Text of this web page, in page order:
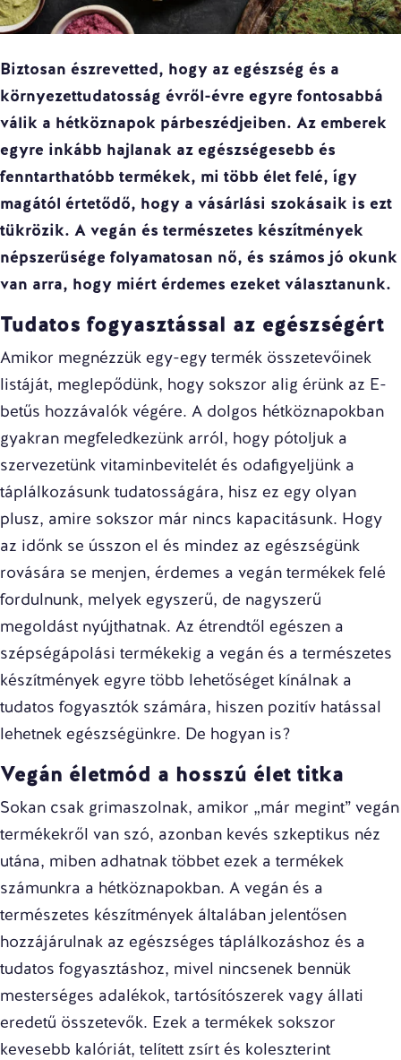
Biztosan észrevetted, hogy az egészség és a
környezettudatosság évről-évre egyre fontosabbá
válik a hétköznapok párbeszédjeiben. Az emberek
egyre inkább hajlanak az egészségesebb és
fenntarthatóbb termékek, mi több élet felé, így
magától értetődő, hogy a vásárlási szokásaik is ezt
tükrözik. A vegán és természetes készítmények
népszerűsége folyamatosan nő, és számos jó okunk
van arra, hogy miért érdemes ezeket választanunk.
Tudatos fogyasztással az egészségért
Amikor megnézzük egy-egy termék összetevőinek
listáját, meglepődünk, hogy sokszor alig érünk az E-
betűs hozzávalók végére. A dolgos hétköznapokban
gyakran megfeledkezünk arról, hogy pótoljuk a
szervezetünk vitaminbevitelét és odafigyeljünk a
táplálkozásunk tudatosságára, hisz ez egy olyan
plusz, amire sokszor már nincs kapacitásunk. Hogy
az időnk se ússzon el és mindez az egészségünk
rovására se menjen, érdemes a vegán termékek felé
fordulnunk, melyek egyszerű, de nagyszerű
megoldást nyújthatnak. Az étrendtől egészen a
szépségápolási termékekig a vegán és a természetes
készítmények egyre több lehetőséget kínálnak a
tudatos fogyasztók számára, hiszen pozitív hatással
lehetnek egészségünkre. De hogyan is?
Vegán életmód a hosszú élet titka
Sokan csak grimaszolnak, amikor „már megint” vegán
termékekről van szó, azonban kevés szkeptikus néz
utána, miben adhatnak többet ezek a termékek
számunkra a hétköznapokban. A vegán és a
természetes készítmények általában jelentősen
hozzájárulnak az egészséges táplálkozáshoz és a
tudatos fogyasztáshoz, mivel nincsenek bennük
mesterséges adalékok, tartósítószerek vagy állati
eredetű összetevők. Ezek a termékek sokszor
kevesebb kalóriát, telített zsírt és koleszterint